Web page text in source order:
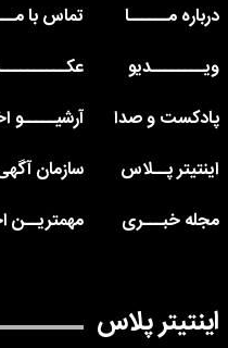
درباره مــــــا
تماس با
ویــــــــدیو
پادکست و صدا
آرشیـــــو
اینتیتر پــلاس
سازمان
مجله خبـــری
مهمتریــن
اینتیتر پلاس